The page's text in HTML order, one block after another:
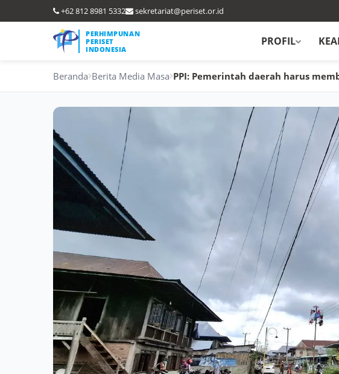
+62 812 8981 5332 sekretariat@periset.or.id
PERHIMPUNAN
PERISET
INDONESIA
PROFIL
Beranda Berita Media Masa PPI: Pemerintah daerah harus